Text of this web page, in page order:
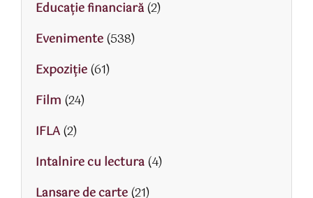
Educaţie financiară(2)
Evenimente(538)
Expoziție(61)
Film (24)
IFLA(2)
Intalnire cu lectura(4)
Lansare de carte(21)